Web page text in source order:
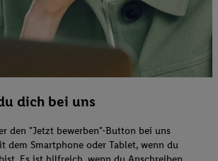
dich bei uns
den "Jetzt bewerben"-Button bei uns
dem Smartphone oder Tablet, wenn du